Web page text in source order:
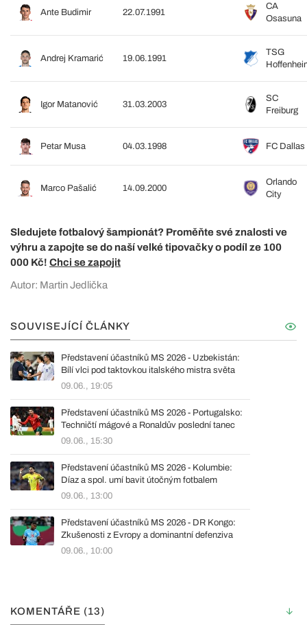
Ante Budimir 22.07.1991
CA
Osasuna
Andrej Kramarić 19.06.1991
TSG
Igor Matanović 31.03.2003
SC
Freiburg
Petar Musa 04.03.1998 FC Dallas
Marco Pašalić 14.09.2000
Orlando
City
Sledujete fotbalový šampionát? Proměňte své znalosti ve
výhru a zapojte se do naší velké tipovačky o podíl ze 100
000 Kč! Chci se zapojit
Autor: Martin Jedlička
SOUVISEJÍCÍ ČLÁNKY
Představení účastníků MS 2026 - Uzbekistán:
Bílí vlci pod taktovkou italského mistra světa
09.06., 19:05
Představení účastníků MS 2026 - Portugalsko:
Techničtí mágové a Ronaldův poslední tanec
09.06., 15:30
Představení účastníků MS 2026 - Kolumbie:
Díaz a spol. umí bavit útočným fotbalem
09.06., 13:00
Představení účastníků MS 2026 - DR Kongo:
Zkušenosti z Evropy a dominantní defenziva
09.06., 10:00
KOMENTÁŘE (13)